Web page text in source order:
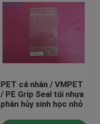
PET cá nhân / VMPET
/ PE Grip Seal túi nhựa
phân hủy sinh học nhỏ